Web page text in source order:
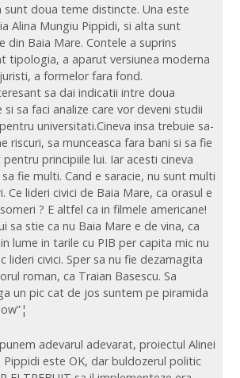
sunt doua teme distincte. Una este
Alina Mungiu Pippidi, si alta sunt
din Baia Mare. Contele a suprins
tipologia, a aparut versiunea moderna
a formelor fara fond.
sa dai indicatii intre doua
si sa faci analize care vor deveni studii
universitati.Cineva insa trebuie sa-
riscuri, sa munceasca fara bani si sa fie
principiile lui. Iar acesti cineva
fie multi. Cand e saracie, nu sunt multi
Ce lideri civici de Baia Mare, ca orasul e
? E altfel ca in filmele americane!
sa stie ca nu Baia Mare e de vina, ca
lume in tarile cu PIB per capita mic nu
lideri civici. Sper sa nu fie dezamagita
roman, ca Traian Basescu. Sa
un pic cat de jos suntem pe piramida
adevarul adevarat, proiectul Alinei
Pippidi este OK, dar buldozerul politic